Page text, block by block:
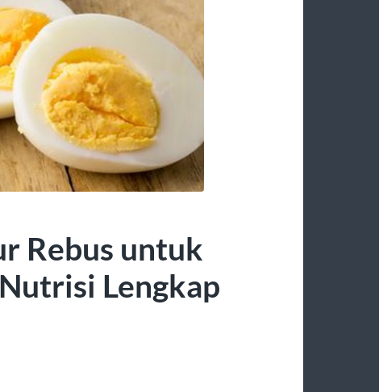
Rebus untuk
Lengkap